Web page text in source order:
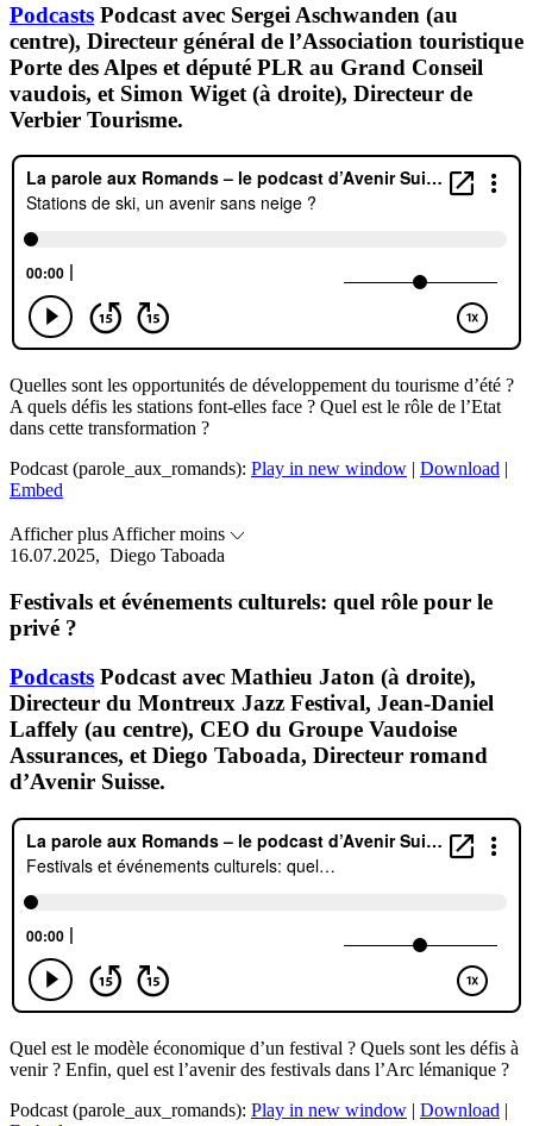
Podcasts Podcast avec Sergei Aschwanden (au
centre), Directeur général de l’Association touristique
Porte des Alpes et député PLR au Grand Conseil
vaudois, et Simon Wiget (à droite), Directeur de
Verbier Tourisme.
Quelles sont les opportunités de développement du tourisme d’été ?
A quels défis les stations font-elles face ? Quel est le rôle de l’Etat
dans cette transformation ?
Podcast (parole_aux_romands): Play in new window | Download |
Embed
Afficher plus Afficher moins
16.07.2025, Diego Taboada
Festivals et événements culturels: quel rôle pour le
privé ?
Podcasts Podcast avec Mathieu Jaton (à droite),
Directeur du Montreux Jazz Festival, Jean-Daniel
Laffely (au centre), CEO du Groupe Vaudoise
Assurances, et Diego Taboada, Directeur romand
d’Avenir Suisse.
Quel est le modèle économique d’un festival ? Quels sont les défis à
venir ? Enfin, quel est l’avenir des festivals dans l’Arc lémanique ?
Podcast (parole_aux_romands): Play in new window | Download |